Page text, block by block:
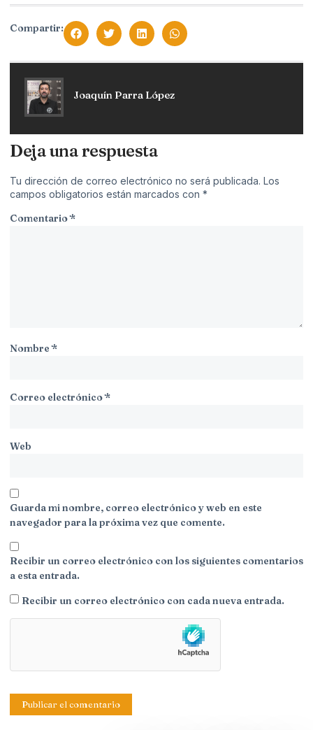
Compartir:
Joaquín Parra López
Deja una respuesta
Tu dirección de correo electrónico no será publicada. Los
campos obligatorios están marcados con *
Comentario*
Nombre*
Correo electrónico*
Web
Guarda mi nombre, correo electrónico y web en este
navegador para la próxima vez que comente.
Recibir un correo electrónico con los siguientes comentarios
a esta entrada.
Recibir un correo electrónico con cada nueva entrada.